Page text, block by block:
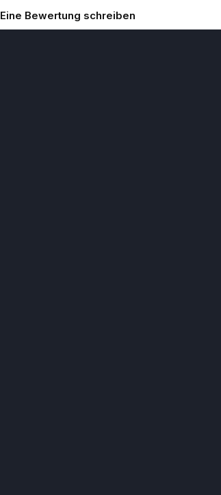
Eine Bewertung schreiben